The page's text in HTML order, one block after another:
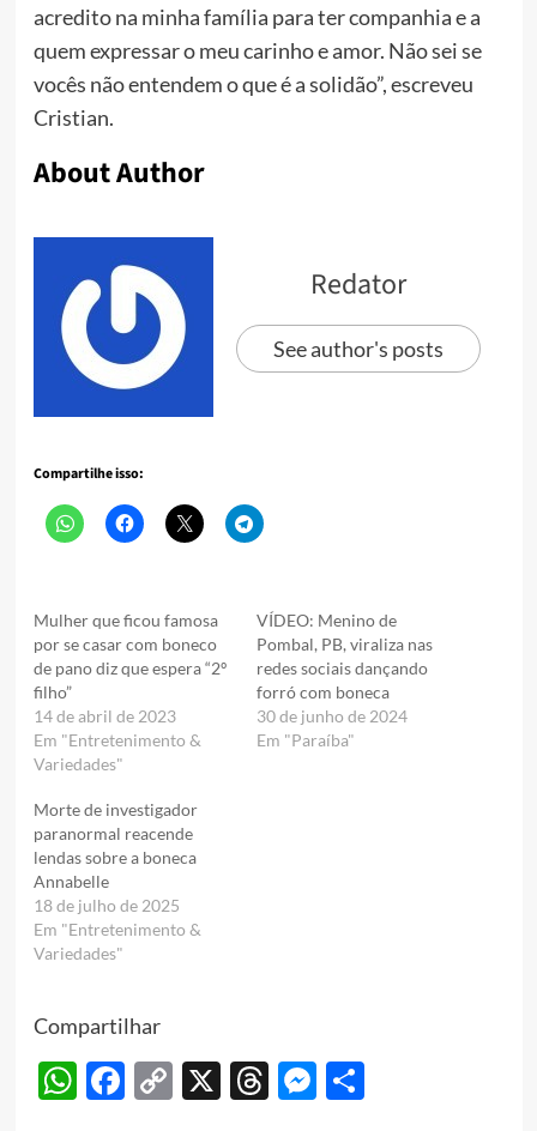
acredito na minha família para ter companhia e a
quem expressar o meu carinho e amor. Não sei se
vocês não entendem o que é a solidão”, escreveu
Cristian.
About Author
Redator
See author's posts
Compartilhe isso:
Mulher que ficou famosa
por se casar com boneco
de pano diz que espera “2º
filho”
14 de abril de 2023
Em "Entretenimento &
Variedades"
VÍDEO: Menino de
Pombal, PB, viraliza nas
redes sociais dançando
forró com boneca
30 de junho de 2024
Em "Paraíba"
Morte de investigador
paranormal reacende
lendas sobre a boneca
Annabelle
18 de julho de 2025
Em "Entretenimento &
Variedades"
Compartilhar
WhatsApp
Facebook
Copy
X Threads
Messenger
Share